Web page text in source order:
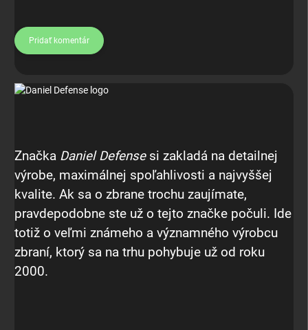
Pridať komentár
Značka Daniel Defensesi zakladá na detailnej
výrobe, maximálnej spoľahlivosti a najvyššej
kvalite. Ak sa o zbrane trochu zaujímate,
pravdepodobne ste už o tejto značke počuli. Ide
totiž o veľmi známeho a významného výrobcu
zbraní, ktorý sa na trhu pohybuje už od roku
2000.